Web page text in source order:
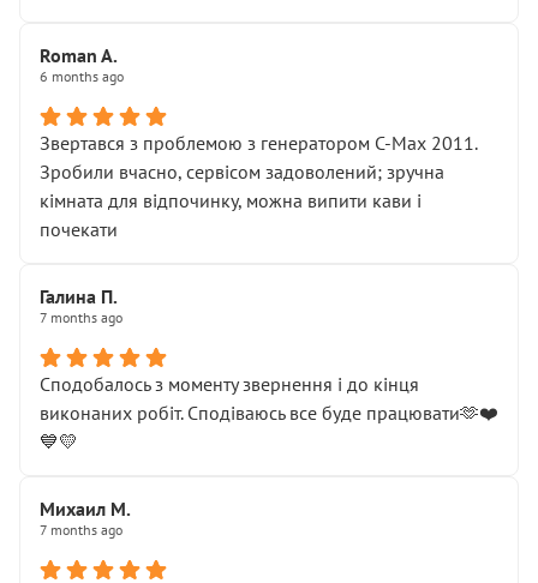
Roman A.
6 months ago
Звертався з проблемою з генератором C-Max 2011.
Зробили вчасно, сервісом задоволений; зручна
кімната для відпочинку, можна випити кави і
почекати
Галина П.
7 months ago
Сподобалось з моменту звернення і до кінця
виконаних робіт. Сподіваюсь все буде працювати🫶❤️
💙💛
Михаил М.
7 months ago